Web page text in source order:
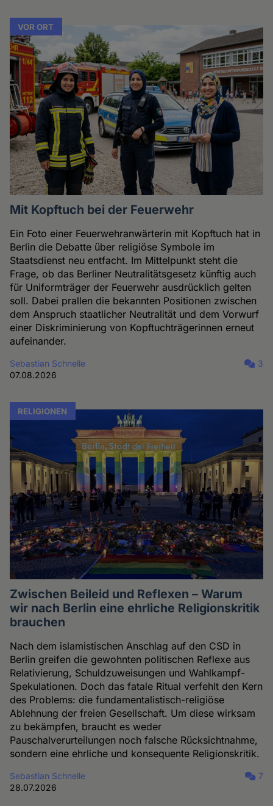
VOR ORT
Mit Kopftuch bei der Feuerwehr
Ein Foto einer Feuerwehranwärterin mit Kopftuch hat in
Berlin die Debatte über religiöse Symbole im
Staatsdienst neu entfacht. Im Mittelpunkt steht die
Frage, ob das Berliner Neutralitätsgesetz künftig auch
für Uniformträger der Feuerwehr ausdrücklich gelten
soll. Dabei prallen die bekannten Positionen zwischen
dem Anspruch staatlicher Neutralität und dem Vorwurf
einer Diskriminierung von Kopftuchträgerinnen erneut
aufeinander.
Sebastian Schnelle
07.08.2026
3
RELIGIONEN
Zwischen Beileid und Reflexen – Warum
wir nach Berlin eine ehrliche Religionskritik
brauchen
Nach dem islamistischen Anschlag auf den CSD in
Berlin greifen die gewohnten politischen Reflexe aus
Relativierung, Schuldzuweisungen und Wahlkampf-
Spekulationen. Doch das fatale Ritual verfehlt den Kern
des Problems: die fundamentalistisch-religiöse
Ablehnung der freien Gesellschaft. Um diese wirksam
zu bekämpfen, braucht es weder
Pauschalverurteilungen noch falsche Rücksichtnahme,
sondern eine ehrliche und konsequente Religionskritik.
Sebastian Schnelle
28.07.2026
7